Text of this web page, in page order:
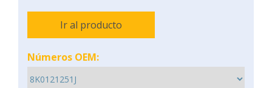
Ir al producto
Números OEM: